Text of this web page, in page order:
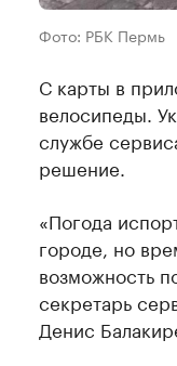
Фото: РБК Пермь
С карты в
велосипеды.
службе
решение.
«Погода
городе, но
возможность
секретарь
Денис